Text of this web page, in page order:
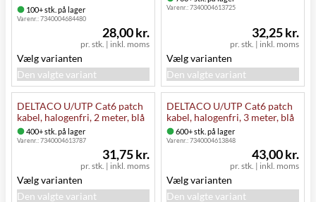
100+ stk. på lager
Varenr.:7340004684480
pr. stk. | inkl. moms
28,00 kr.
Vælg varianten
Den valgte variant
Varenr.:7340004613725
pr. stk. | inkl. moms
32,25 kr.
Vælg varianten
Den valgte variant
DELTACO U/UTP Cat6 patch
kabel, halogenfri, 2 meter, blå
400+ stk. på lager
Varenr.:7340004613787
pr. stk. | inkl. moms
31,75 kr.
Vælg varianten
Den valgte variant
DELTACO U/UTP Cat6 patch
kabel, halogenfri, 3 meter, blå
600+ stk. på lager
Varenr.:7340004613848
pr. stk. | inkl. moms
43,00 kr.
Vælg varianten
Den valgte variant